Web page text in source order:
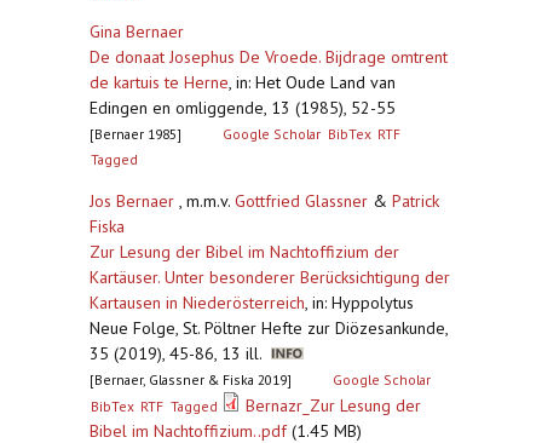
Gina Bernaer
De donaat Josephus De Vroede. Bijdrage omtrent
de kartuis te Herne, in: Het Oude Land van
Edingen en omliggende, 13 (1985), 52-55
[Bernaer 1985] Google Scholar BibTex RTF
Tagged
Jos Bernaer , m.m.v. Gottfried Glassner & Patrick
Fiska
Zur Lesung der Bibel im Nachtoffizium der
Kartäuser. Unter besonderer Berücksichtigung der
Kartausen in Niederösterreich, in: Hyppolytus
Neue Folge, St. Pöltner Hefte zur Diözesankunde,
35 (2019), 45-86, 13 ill.
[Bernaer, Glassner & Fiska 2019]
Google Scholar
BibTex RTF Tagged
Bernazr_Zur Lesung der
Bibel im Nachtoffizium..pdf(1.45 MB)